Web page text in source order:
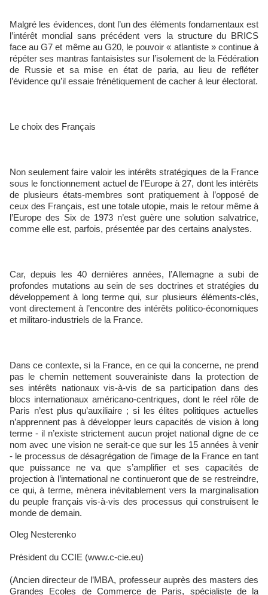
Malgré les évidences, dont l’un des éléments fondamentaux est
l’intérêt mondial sans précédent vers la structure du BRICS
face au G7 et même au G20, le pouvoir « atlantiste » continue à
répéter ses mantras fantaisistes sur l’isolement de la Fédération
de Russie et sa mise en état de paria, au lieu de refléter
l’évidence qu’il essaie frénétiquement de cacher à leur électorat.
Le choix des Français
Non seulement faire valoir les intérêts stratégiques de la France
sous le fonctionnement actuel de l’Europe à 27, dont les intérêts
de plusieurs états-membres sont pratiquement à l’opposé de
ceux des Français, est une totale utopie, mais le retour même à
l’Europe des Six de 1973 n’est guère une solution salvatrice,
comme elle est, parfois, présentée par des certains analystes.
Car, depuis les 40 dernières années, l’Allemagne a subi de
profondes mutations au sein de ses doctrines et stratégies du
développement à long terme qui, sur plusieurs éléments-clés,
vont directement à l’encontre des intérêts politico-économiques
et militaro-industriels de la France.
Dans ce contexte, si la France, en ce qui la concerne, ne prend
pas le chemin nettement souverainiste dans la protection de
ses intérêts nationaux vis-à-vis de sa participation dans des
blocs internationaux américano-centriques, dont le réel rôle de
Paris n’est plus qu’auxiliaire ; si les élites politiques actuelles
n’apprennent pas à développer leurs capacités de vision à long
terme - il n’existe strictement aucun projet national digne de ce
nom avec une vision ne serait-ce que sur les 15 années à venir
- le processus de désagrégation de l’image de la France en tant
que puissance ne va que s’amplifier et ses capacités de
projection à l’international ne continueront que de se restreindre,
ce qui, à terme, mènera inévitablement vers la marginalisation
du peuple français vis-à-vis des processus qui construisent le
monde de demain.
Oleg Nesterenko
Président du CCIE (www.c-cie.eu)
(Ancien directeur de l’MBA, professeur auprès des masters des
Grandes Ecoles de Commerce de Paris, spécialiste de la